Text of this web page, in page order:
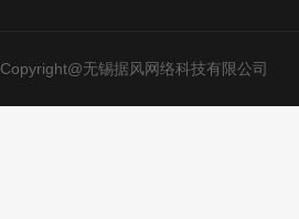
Copyright@无锡据风网络科技有限公司